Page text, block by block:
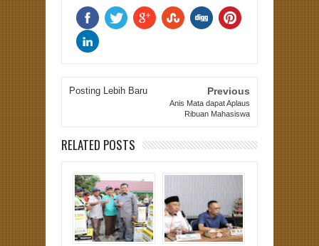
Posting Lebih Baru Previous
Anis Mata dapat Aplaus
Ribuan Mahasiswa
RELATED POSTS